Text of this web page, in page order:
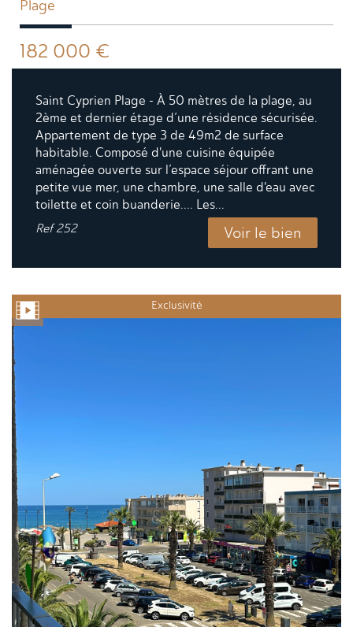
Plage
182 000 €
Saint Cyprien Plage - À 50 mètres de la plage, au
2ème et dernier étage d’une résidence sécurisée.
Appartement de type 3 de 49m2 de surface
habitable. Composé d'une cuisine équipée
aménagée ouverte sur l’espace séjour offrant une
petite vue mer, une chambre, une salle d'eau avec
toilette et coin buanderie.... Les...
Ref252 Voir le bien
Exclusivité